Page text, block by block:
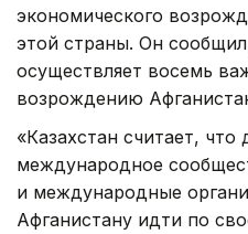
экономического
этой страны. Он
осуществляет восемь
возрождению
«Казахстан считает,
международное
и международные
Афганистану идти по